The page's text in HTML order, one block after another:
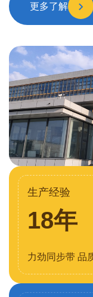
更多了解
生产经验
18年
力劲同步带 品